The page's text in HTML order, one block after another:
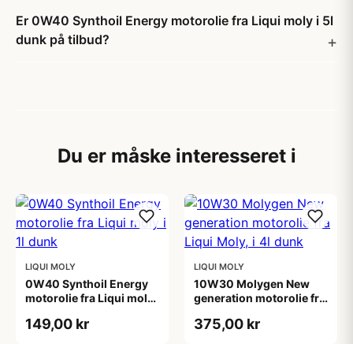
Er 0W40 Synthoil Energy motorolie fra Liqui moly i 5l
dunk på tilbud?
Du er måske interesseret i
LIQUI MOLY
0W40 Synthoil Energy
motorolie fra Liqui moly i
149,00 kr
LIQUI MOLY
10W30 Molygen New
generation motorolie fra
375,00 kr